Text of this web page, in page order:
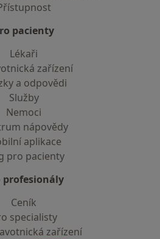
pacienty
Lékaři
zařízení
a odpovědi
Služby
Nemoci
nápovědy
aplikace
pro pacienty
profesionály
Ceník
specialisty
zařízení